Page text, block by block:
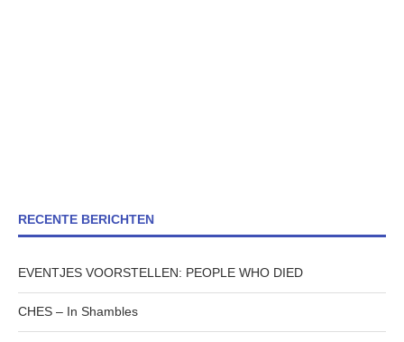
RECENTE BERICHTEN
EVENTJES VOORSTELLEN: PEOPLE WHO DIED
CHES – In Shambles